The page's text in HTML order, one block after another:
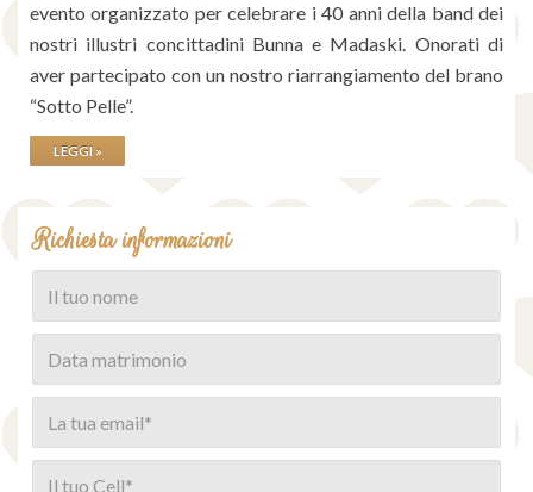
evento organizzato per celebrare i 40 anni della band dei
nostri illustri concittadini Bunna e Madaski. Onorati di
aver partecipato con un nostro riarrangiamento del brano
“Sotto Pelle”.
LEGGI »
Richiesta informazioni